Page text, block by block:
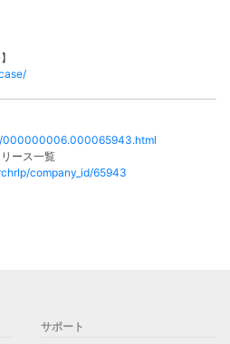
000000006.000065943.html
ース⼀覧
company_id/65943
サポート